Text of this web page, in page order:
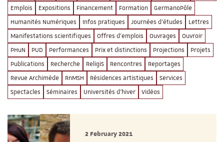
Emplois
Expositions Financement Formation
GermanoPôle
Humanités Numériques
Infos pratiques Journées d'études
Lettres
Manifestations scientifiques
Offres d'emplois Ouvrages
Ouvroir
PHuN
PUD Performances Prix et distinctions Projections
Projets
Publications
Recherche ReligiS Rencontres
Reportages
Revue Archimède
RnMSH Résidences artistiques
Services
Spectacles
Séminaires Universités d'hiver Vidéos
2 February 2021